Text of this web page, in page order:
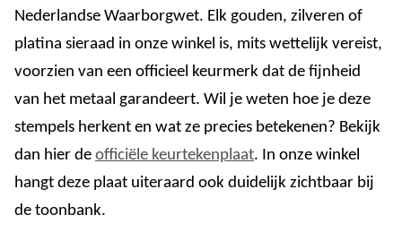
Nederlandse Waarborgwet. Elk gouden, zilveren of
platina sieraad in onze winkel is, mits wettelijk vereist,
voorzien van een officieel keurmerk dat de fijnheid
van het metaal garandeert. Wil je weten hoe je deze
stempels herkent en wat ze precies betekenen? Bekijk
dan hier de officiële keurtekenplaat. In onze winkel
hangt deze plaat uiteraard ook duidelijk zichtbaar bij
de toonbank.